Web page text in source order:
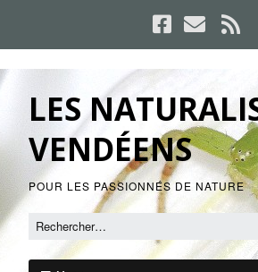
LES
VENDÉENS
POUR LES PASSIONNÉS DE NATURE